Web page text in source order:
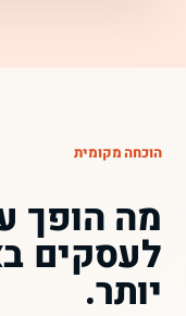
הוכחה מקומית
מה הופך
לעסקים
יותר.